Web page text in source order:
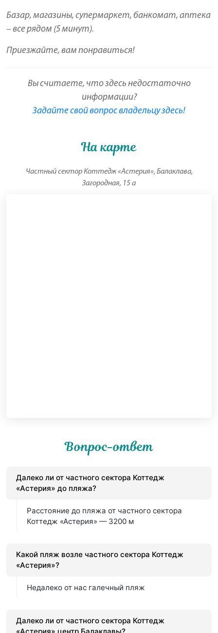
Базар, магазины, супермаркет, банкомат, аптека
– все рядом (5 минут).
Приезжайте, вам понравиться!
Вы считаете, что здесь недостаточно
информации?
Задайте свой вопрос владельцу здесь!
На карте
Частный сектор Коттедж «Астерия», Балаклава,
Загородная, 15 а
Вопрос-ответ
Далеко ли от частного сектора Коттедж
«Астерия» до пляжа?
Расстояние до пляжа от частного сектора
Коттедж «Астерия» — 3200 м
Какой пляж возле частного сектора Коттедж
«Астерия»?
Недалеко от нас галечный пляж
Далеко ли от частного сектора Коттедж